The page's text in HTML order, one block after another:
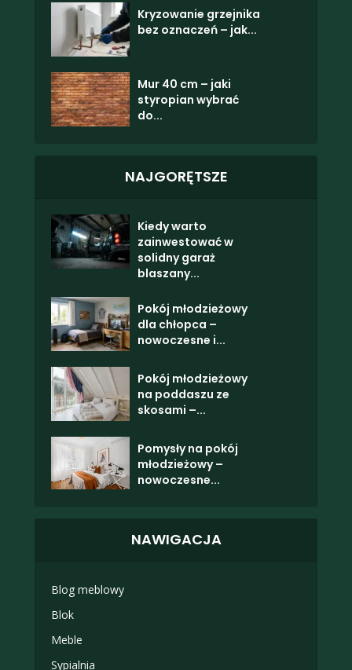
Kryzowanie grzejnika
bez oznaczeń – jak...
Mur 40 cm – jaki
styropian wybrać
do...
NAJGORĘTSZE
Kiedy warto
zainwestować w
solidny garaż
blaszany...
Pokój młodzieżowy
dla chłopca –
nowoczesne i...
Pokój młodzieżowy
na poddaszu ze
skosami –...
Pomysły na pokój
młodzieżowy –
nowoczesne...
NAWIGACJA
Blog meblowy
Blok
Meble
Sypialnia